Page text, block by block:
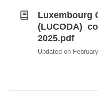
Luxembourg
2025.pdf
Updated on